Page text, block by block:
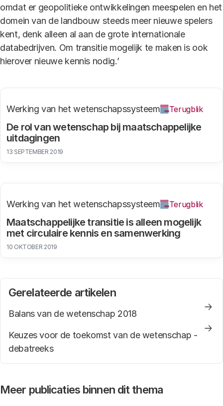
omdat er geopolitieke ontwikkelingen meespelen en het
domein van de landbouw steeds meer nieuwe spelers
kent, denk alleen al aan de grote internationale
databedrijven. Om transitie mogelijk te maken is ook
hierover nieuwe kennis nodig.’
De rol van wetenschap bij maatschappelijke
uitdagingen
Werking van het wetenschapssysteem Terugblik
13 SEPTEMBER 2019
Maatschappelijke transitie is alleen mogelijk
met circulaire kennis en samenwerking
Werking van het wetenschapssysteem Terugblik
10 OKTOBER 2019
Gerelateerde artikelen
Balans van de wetenschap 2018
Keuzes voor de toekomst van de wetenschap -
debatreeks
Meer publicaties binnen dit thema